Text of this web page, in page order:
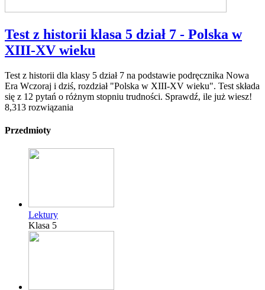
Test z historii klasa 5 dział 7 - Polska w
XIII-XV wieku
Test z historii dla klasy 5 dział 7 na podstawie podręcznika Nowa
Era Wczoraj i dziś, rozdział "Polska w XIII-XV wieku". Test składa
się z 12 pytań o różnym stopniu trudności. Sprawdź, ile już wiesz!
8,313 rozwiązania
Przedmioty
Lektury
Klasa 5